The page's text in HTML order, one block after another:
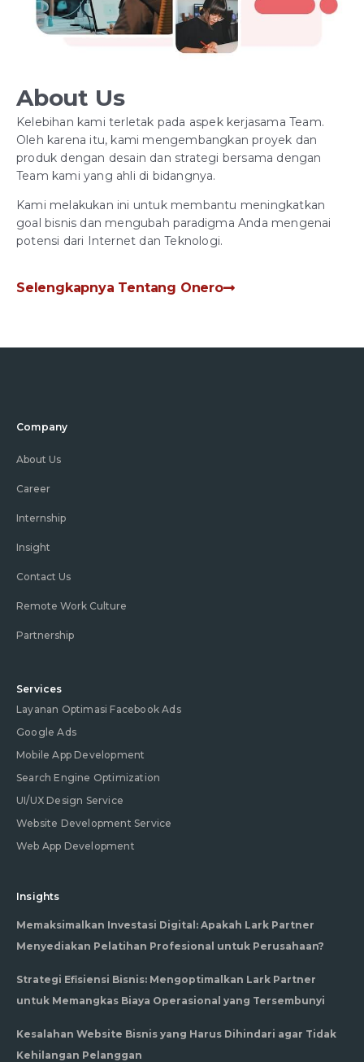
About Us
Kelebihan kami terletak pada aspek kerjasama Team.
Oleh karena itu, kami mengembangkan proyek dan
produk dengan desain dan strategi bersama dengan
Team kami yang ahli di bidangnya.
Kami melakukan ini untuk membantu meningkatkan
goal bisnis dan mengubah paradigma Anda mengenai
potensi dari Internet dan Teknologi.
Selengkapnya Tentang Onero
Company
About Us
Career
Internship
Insight
Contact Us
Remote Work Culture
Partnership
Services
Layanan Optimasi Facebook Ads
Google Ads
Mobile App Development
Search Engine Optimization
UI/UX Design Service
Website Development Service
Web App Development
Insights
Memaksimalkan Investasi Digital: Apakah Lark Partner
Menyediakan Pelatihan Profesional untuk Perusahaan?
Strategi Efisiensi Bisnis: Mengoptimalkan Lark Partner
untuk Memangkas Biaya Operasional yang Tersembunyi
Kesalahan Website Bisnis yang Harus Dihindari agar Tidak
Kehilangan Pelanggan